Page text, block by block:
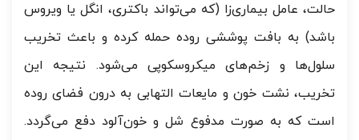
حالت، عامل بیماری‌زا (که می‌تواند باکتری، انگل یا ویروس
باشد) به بافت پوششی روده حمله کرده و باعث تخریب
سلول‌ها و زخم‌های میکروسکوپی می‌شود. نتیجه این
تخریب، نشت خون و مایعات التهابی به درون فضای روده
است که به صورت مدفوع شل و خون‌آلود دفع می‌گردد.